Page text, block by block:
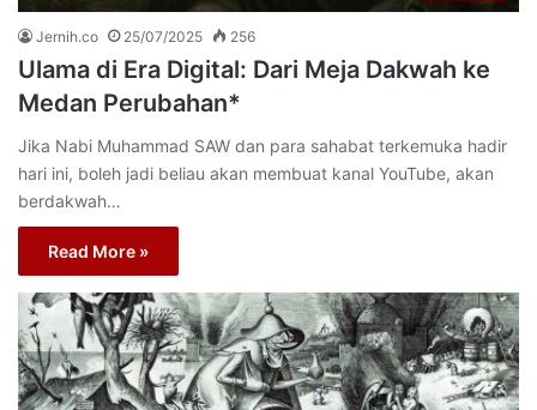
Jernih.co 25/07/2025 256
Ulama di Era Digital: Dari Meja Dakwah ke
Medan Perubahan*
Jika Nabi Muhammad SAW dan para sahabat terkemuka hadir
hari ini, boleh jadi beliau akan membuat kanal YouTube, akan
berdakwah…
Read More »